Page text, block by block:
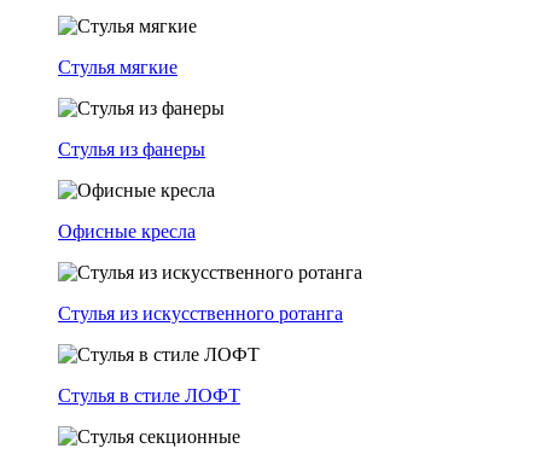
Стулья мягкие
Стулья из фанеры
Офисные кресла
Стулья из искусственного ротанга
Стулья в стиле ЛОФТ